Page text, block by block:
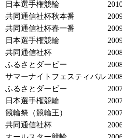
日本選手権競輪
共同通信社杯秋本番
共同通信社杯春一番
日本選手権競輪
共同通信社杯
ふるさとダービー
サマーナイトフェスティバル
ふるさとダービー
日本選手権競輪
競輪祭（競輪王）
共同通信社杯